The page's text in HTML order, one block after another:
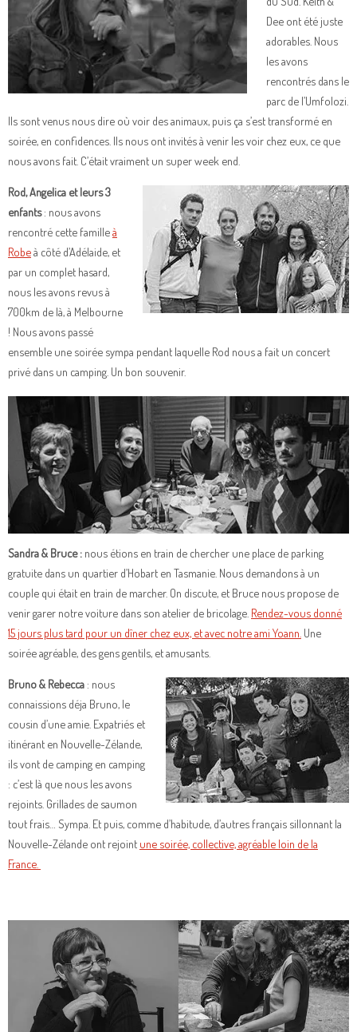
Dee ont été juste
adorables. Nous
les avons
rencontrés dans le
parc de l’Umfolozi.
Ils sont venus nous dire où voir des animaux, puis ça s’est transformé en
soirée, en confidences. Ils nous ont invités à venir les voir chez eux, ce que
nous avons fait. C’était vraiment un super week end.
Rod, Angelica et leurs 3
enfants: nous avons
rencontré cette familleà
Robeà côté d’Adélaide, et
par un complet hasard,
nous les avons revus à
700km de là, à Melbourne
! Nous avons passé
ensemble une soirée sympa pendant laquelle Rod nous a fait un concert
privé dans un camping. Un bon souvenir.
Sandra & Bruce : nous étions en train de chercher une place de parking
gratuite dans un quartier d’Hobart en Tasmanie. Nous demandons à un
couple qui était en train de marcher. On discute, et Bruce nous propose de
venir garer notre voiture dans son atelier de bricolage. Rendez-vous donné
15 jours plus tard pour un dîner chez eux, et avec notre ami Yoann. Une
soirée agréable, des gens gentils, et amusants.
Bruno & Rebecca : nous
connaissions déja Bruno, le
cousin d’une amie. Expatriés et
itinérant en Nouvelle-Zélande,
ils vont de camping en camping
: c’est là que nous les avons
rejoints. Grillades de saumon
tout frais… Sympa. Et puis, comme d’habitude, d’autres français sillonnant la
Nouvelle-Zélande ont rejoint une soirée, collective, agréable loin de la
France.